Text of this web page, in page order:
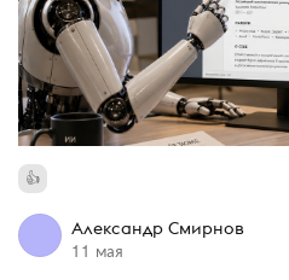
Александр Смирнов
11 мая